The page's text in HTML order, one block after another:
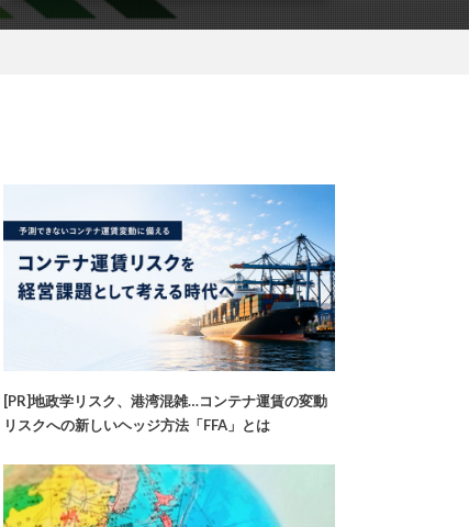
[PR]地政学リスク、港湾混雑…コンテナ運賃の変動
リスクへの新しいヘッジ方法「FFA」とは